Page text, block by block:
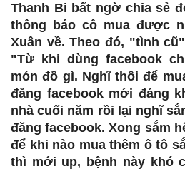
Thanh Bi bất ngờ chia sẻ
thông báo cô mua được
Xuân về. Theo đó, "tình
"Từ khi dùng facebook
món đồ gì. Nghĩ thôi để
đăng facebook mới đáng
nhà cuối năm rồi lại nghĩ
đăng facebook. Xong sắm
để khi nào mua thêm ô tô
thì mới up, bệnh này khó